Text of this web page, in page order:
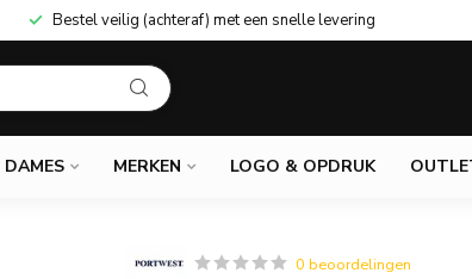
Bestel veilig (achteraf) met een snelle levering
DAMES MERKEN LOGO & OPDRUK
0 beoordelingen